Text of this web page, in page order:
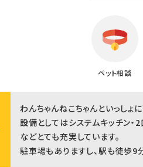
ペット相談
わんちゃんねこちゃんといっしょ
設備としてはシステムキッチン・
などとても充実しています。
駐車場もありますし、駅も徒歩9